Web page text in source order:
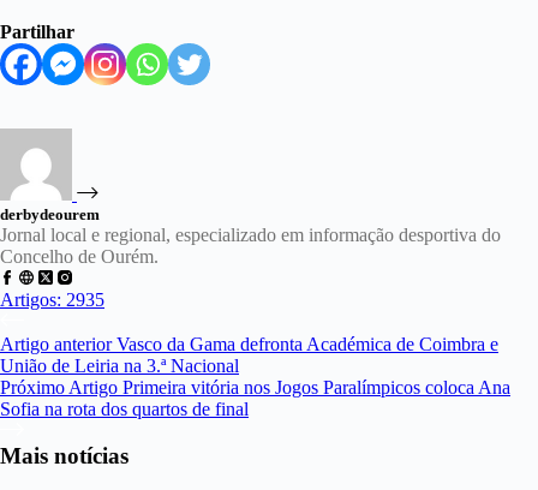
Partilhar
derbydeourem
Jornal local e regional, especializado em informação desportiva do
Concelho de Ourém.
Artigos: 2935
Artigo anteriorVasco da Gama defronta Académica de Coimbra e
União de Leiria na 3.ª Nacional
Próximo Artigo Primeira vitória nos Jogos Paralímpicos coloca Ana
Sofia na rota dos quartos de final
Mais notícias